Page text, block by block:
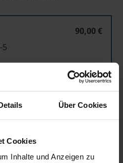
Über Cookies
Cookies
Inhalte und Anzeigen zu
90,00 €
5
von der Lieferadresse
variieren.
Warenkorb